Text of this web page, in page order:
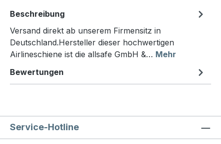
Beschreibung
Versand direkt ab unserem Firmensitz in
Deutschland.Hersteller dieser hochwertigen
Airlineschiene ist die allsafe GmbH &… Mehr
Bewertungen
Service-Hotline